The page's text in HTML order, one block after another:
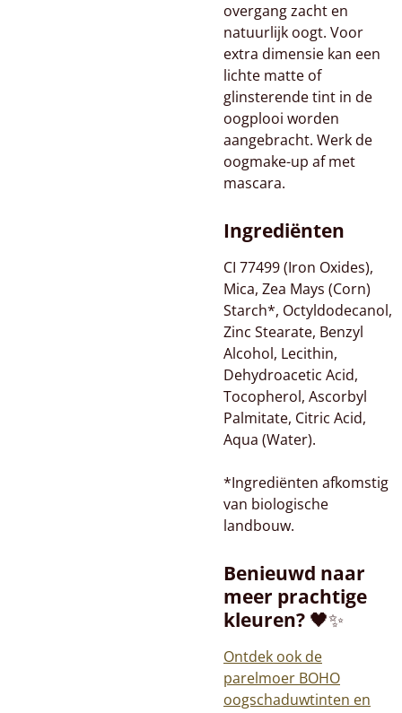
overgang zacht en
natuurlijk oogt. Voor
extra dimensie kan een
lichte matte of
glinsterende tint in de
oogplooi worden
aangebracht. Werk de
oogmake-up af met
mascara.
Ingrediënten
CI 77499 (Iron Oxides),
Mica, Zea Mays (Corn)
Starch*, Octyldodecanol,
Zinc Stearate, Benzyl
Alcohol, Lecithin,
Dehydroacetic Acid,
Tocopherol, Ascorbyl
Palmitate, Citric Acid,
Aqua (Water).
*Ingrediënten afkomstig
van biologische
landbouw.
Benieuwd naar
meer prachtige
kleuren? 🖤✨
Ontdek ook de
parelmoer BOHO
oogschaduwtinten en